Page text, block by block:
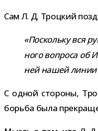
Сам Л. Д. Троцкий
«Поскольку вся
ного вопроса об
ней нашей линии
С одной сто­роны,
борьба была